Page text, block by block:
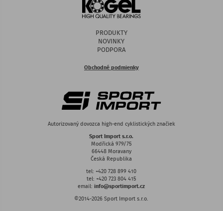
PRODUKTY
NOVINKY
PODPORA
Obchodné podmienky
Autorizovaný dovozca high-end cyklistických značiek
Sport Import s.r.o.
Modřická 979/75
66448 Moravany
Česká Republika
tel: +420 728 899 410
tel: +420 723 804 415
email:info@sportimport.cz
©2014-2026 Sport Import s.r.o.